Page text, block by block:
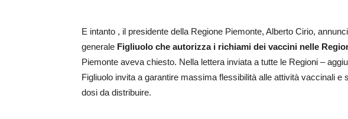
E intanto , il presidente della Regione Piemonte, Alberto Cirio,
generale Figliuolo che autorizza i richiami dei vaccini nelle
Piemonte aveva chiesto. Nella lettera inviata a tutte le Regioni –
Figliuolo invita a garantire massima flessibilità alle attività vaccinali e
dosi da distribuire.